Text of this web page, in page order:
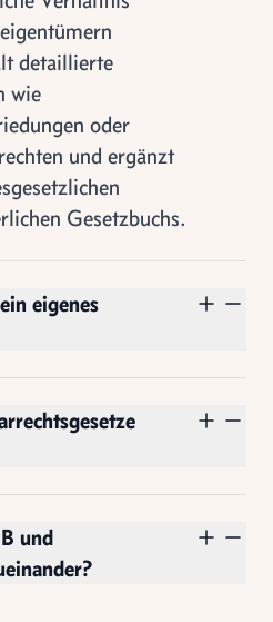
detaillierte
wie
oder
und ergänzt
Gesetzbuchs.
eigenes
und